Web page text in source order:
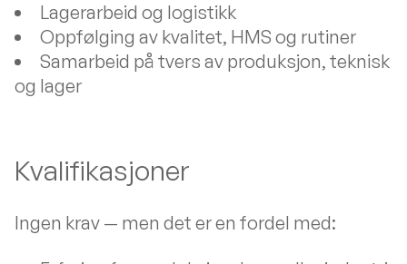
Lagerarbeid og logistikk
Oppfølging av kvalitet, HMS og rutiner
Samarbeid på tvers av produksjon, teknisk
og lager
Kvalifikasjoner
Ingen krav — men det er en fordel med: